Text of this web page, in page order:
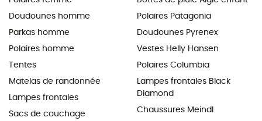
Doudounes homme
Parkas homme
Polaires homme
Tentes
Matelas de randonnée
Lampes frontales
Sacs de couchage
Polaires Patagonia
Doudounes Pyrenex
Vestes Helly Hansen
Polaires Columbia
Lampes frontales Black
Diamond
Chaussures Meindl